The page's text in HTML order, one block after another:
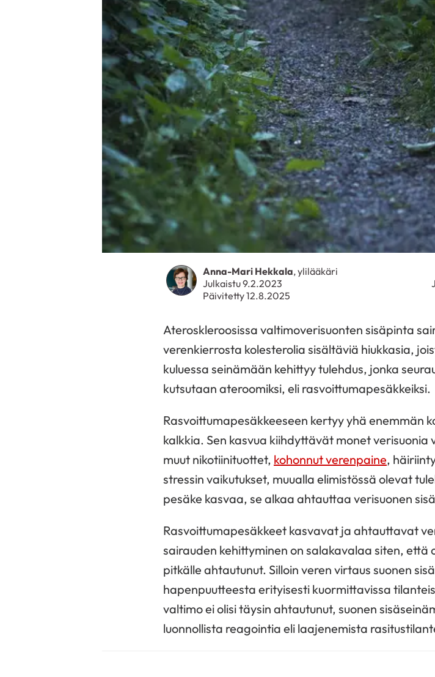
Anna-Mari Hekkala, ylilääkäri
Julkaistu 9.2.2023
Päivitetty 12.8.2025
Ateroskleroosissa valtimoverisuonten sisäpinta
verenkierrosta kolesterolia sisältäviä hiukkasia,
kuluessa seinämään kehittyy tulehdus, jonka
kutsutaan ateroomiksi, eli rasvoittumapesäkkeiksi.
Rasvoittumapesäkkeeseen kertyy yhä enemmän
kalkkia. Sen kasvua kiihdyttävät monet
muut nikotiinituottet, kohonnut verenpaine,
stressin vaikutukset, muualla elimistössä olevat
pesäke kasvaa, se alkaa ahtauttaa verisuonen
Rasvoittumapesäkkeet kasvavat ja ahtauttavat
sairauden kehittyminen on salakavalaa siten, että
pitkälle ahtautunut. Silloin veren virtaus suonen
hapenpuutteesta erityisesti kuormittavissa
valtimo ei olisi täysin ahtautunut, suonen
luonnollista reagointia eli laajenemista